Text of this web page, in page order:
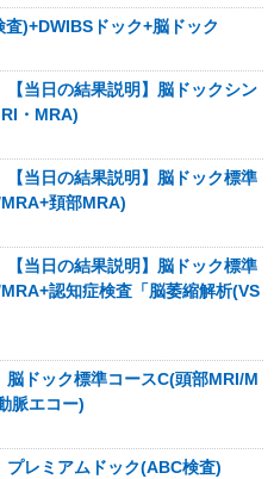
)+DWIBSドック+脳ドック
【当日の結果説明】脳ドックシン
・MRA)
【当日の結果説明】脳ドック標準
頚部MRA)
【当日の結果説明】脳ドック標準
認知症検査「脳萎縮解析(VS
脳ドック標準コースC(頭部MRI/M
脈エコー)
プレミアムドック(ABC検査)